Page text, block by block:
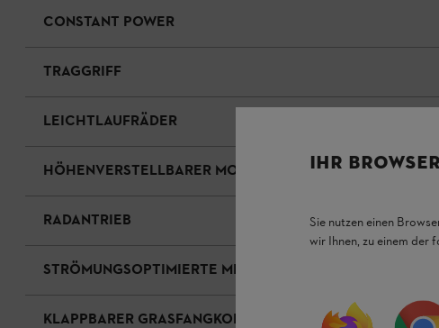
CONSTANT POWER
TRAGGRIFF
LEICHTLAUFRÄDER
HÖHENVERSTELLBARER MONO-KOMFORTLENKER
RADANTRIEB
STRÖMUNGSOPTIMIERTE MESSER
KLAPPBARER GRASFANGKORB
IHR
Sie nutzen einen
wir Ihnen, zu einem der